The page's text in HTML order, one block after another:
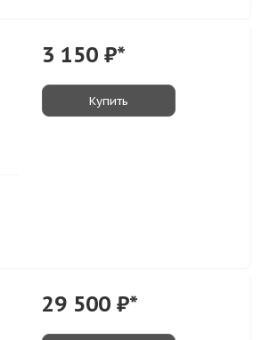
3 150 ₽*
Купить
29 500 ₽*